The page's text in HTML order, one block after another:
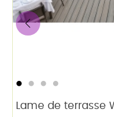
Lame de terrasse